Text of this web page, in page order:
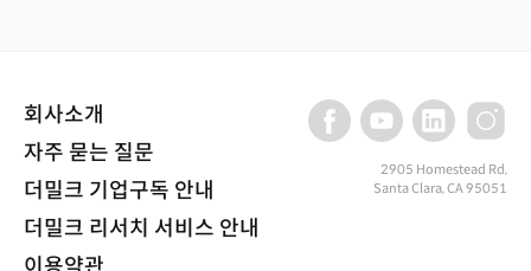
투자 회의론을 정면으로 반박하는 수치였다. 투자자들은 안도했고 실적 발표
이후 주가는 급등했다. 하지만 시장의 안도감은 하루 이상을 허락하지 않았다.
엔비디아를 포함한 시장은 다시 하락세로 전환했고 그 기세는 이전보다
맹렬했다. 무엇이 문제였을까? 이번 하락장의 본질은 어디에 있을까?
어쩌면 이는 중요한 신호다. 이번 하락의 본질이 'AI 버블 붕괴'가 아니라는
의미가 될 수 있기 때문이다. 실제로 문제는 다른 곳에 있다.
회사소개
자주 묻는 질문
더밀크 기업구독 안내
더밀크 리서치 서비스 안내
2905 Homestead Rd,
Santa Clara, CA 95051